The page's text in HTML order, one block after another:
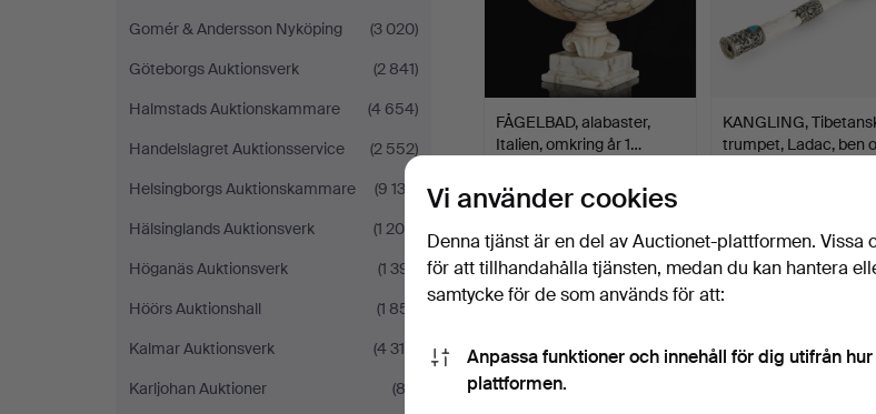
Gomér & Andersson Nyköping
(3 020)
Göteborgs Auktionsverk
(2 841)
Halmstads Auktionskammare
(4 654)
Handelslagret Auktionsservice
(2 552)
Helsingborgs Auktionskammare
(9 132)
Hälsinglands Auktionsverk
(1 208)
Höganäs Auktionsverk
(1 391)
Höörs Auktionshall
(1 851)
Kalmar Auktionsverk
(4 318)
Karljohan Auktioner
(83)
FÅGELBAD, alabaster,
Italien, omkring år 1…
31 bud
KANGLING,
trumpet, Ladac, ben
Vi använder cookies
Denna tjänst är en del av Auctionet-plattformen. Vissa
för att tillhandahålla tjänsten, medan du kan hantera
samtycke för de som används för att:
Anpassa funktioner och innehåll för dig utifrån
plattformen.